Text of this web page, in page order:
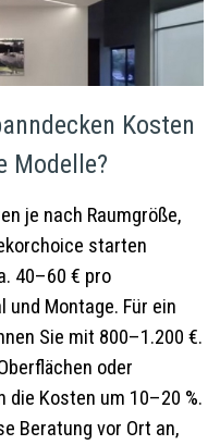
Kosten
Modelle?
je nach Raumgröße,
starten
40–60 € pro
und Montage. Für ein
Sie mit 800–1.200 €.
oder
Kosten um 10–20 %.
Beratung vor Ort an,